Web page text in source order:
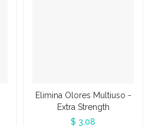
Elimina Olores Multiuso -
Extra Strength
$ 3,08